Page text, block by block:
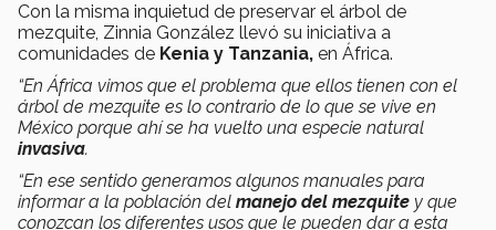
Con la misma inquietud de preservar el árbol de
mezquite, Zinnia González llevó su iniciativa a
comunidades de Kenia y Tanzania, en África.
“En África vimos que el problema que ellos tienen con el
árbol de mezquite es lo contrario de lo que se vive en
México porque ahí se ha vuelto una especie natural
invasiva.
“En ese sentido generamos algunos manuales para
informar a la población del manejo del mezquite y que
conozcan los diferentes usos que le pueden dar a esta